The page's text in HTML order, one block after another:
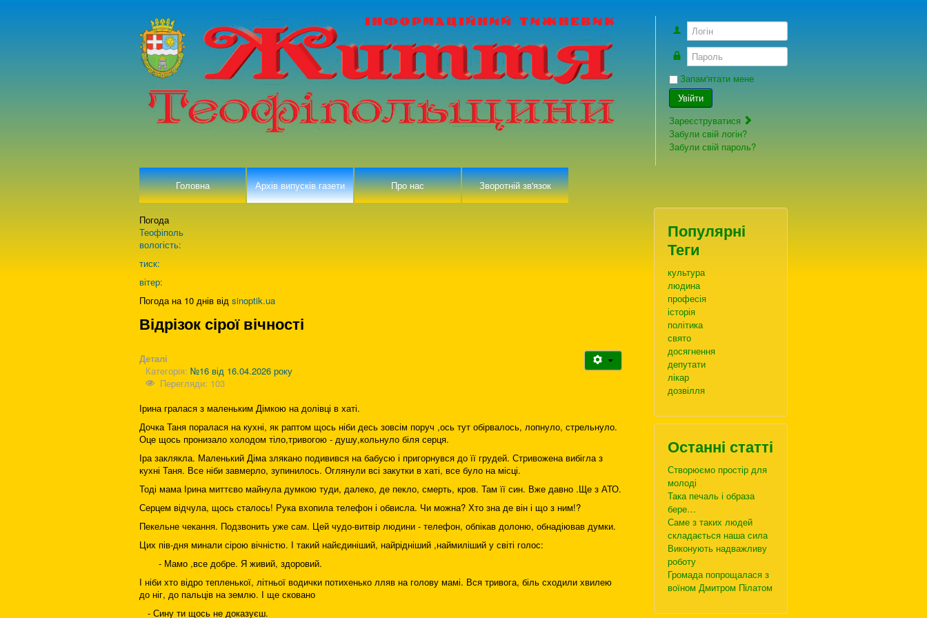
Логін
Пароль
Запам'ятати мене
Увійти
Зареєструватися
Забули свій логін?
Забули свій пароль?
Головна Архів випусків газети Про нас Зворотній зв'язок
Погода
Теофіполь
вологість:
тиск:
вітер:
Погода на 10 днів від sinoptik.ua
Відрізок сірої вічності
Деталі
Категорія: №16 від 16.04.2026 року
Перегляди: 103
Ірина гралася з маленьким Дімкою на долівці в хаті.
Дочка Таня поралася на кухні, як раптом щось ніби десь зовсім поруч ,ось тут обірвалось, лопнуло, стрельнуло.
Оце щось пронизало холодом тіло,тривогою - душу,кольнуло біля серця.
Іра заклякла. Маленький Діма злякано подивився на бабусю і пригорнувся до її грудей. Стривожена вибігла з
кухні Таня. Все ніби завмерло, зупинилось. Оглянули всі закутки в хаті, все було на місці.
Тоді мама Ірина миттєво майнула думкою туди, далеко, де пекло, смерть, кров. Там її син. Вже давно .Ще з АТО.
Серцем відчула, щось сталось! Рука вхопила телефон і обвисла. Чи можна? Хто зна де він і що з ним!?
Пекельне чекання. Подзвонить уже сам. Цей чудо-витвір людини - телефон, обпікав долоню, обнадіював думки.
Цих пів-дня минали сірою вічністю. І такий найєдиніший, найрідніший ,наймиліший у світі голос:
- Мамо ,все добре. Я живий, здоровий.
І ніби хто відро тепленької, літньої водички потихенько лляв на голову мамі. Вся тривога, біль сходили хвилею
до ніг, до пальців на землю. І ще сковано
- Сину ти щось не доказуєш.
Популярні
Теги
культура
людина
професія
історія
політика
свято
досягнення
депутати
лікар
дозвілля
Останні статті
Створюємо простір для
молоді
Така печаль і образа
бере…
Саме з таких людей
складається наша сила
Виконують надважливу
роботу
Громада попрощалася з
воїном Дмитром Пілатом